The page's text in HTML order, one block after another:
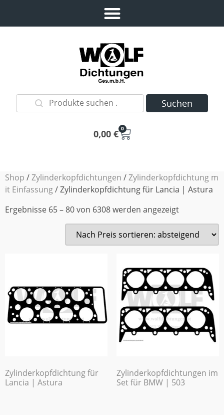
Suchen
0,00 € 0
Shop /Zylinderkopfdichtungen /Zylinderkopfdichtung m
it Einfassung/ Zylinderkopfdichtung für Lancia | Astura
Ergebnisse 65 – 80 von 6308 werden angezeigt
Zylinderkopfdichtung für
Lancia | Astura
Zylinderkopfdichtungen im
Set für BMW | 503